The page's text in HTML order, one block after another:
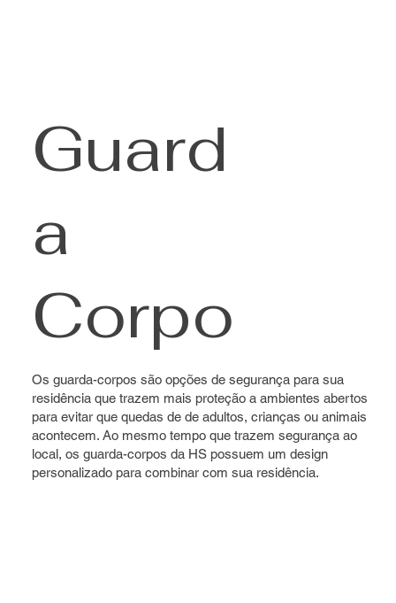
Guard
a
Corpo
Os guarda-corpos são opções de segurança para sua
residência que trazem mais proteção a ambientes abertos
para evitar que quedas de de adultos, crianças ou animais
acontecem. Ao mesmo tempo que trazem segurança ao
local, os guarda-corpos da HS possuem um design
personalizado para combinar com sua residência.